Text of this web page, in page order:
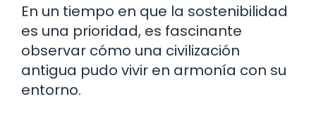
En un tiempo en que la sostenibilidad
es una prioridad, es fascinante
observar cómo una civilización
antigua pudo vivir en armonía con su
entorno.